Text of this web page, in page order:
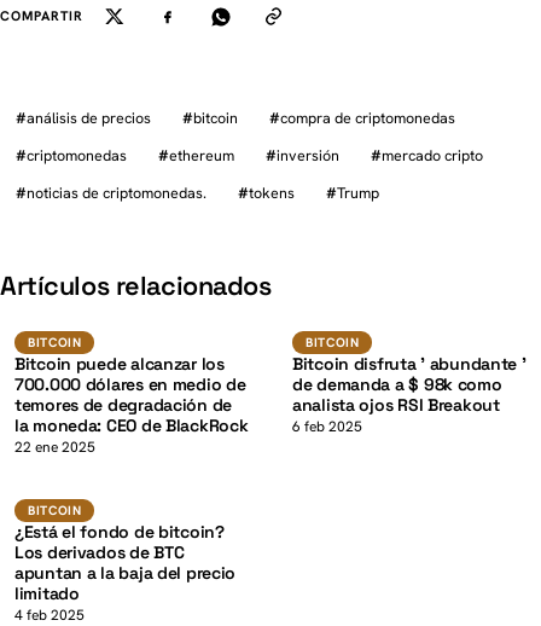
COMPARTIR
#análisis de precios #bitcoin #compra de criptomonedas
#criptomonedas #ethereum #inversión #mercado cripto
#noticias de criptomonedas. #tokens #Trump
Artículos relacionados
BITCOIN K
BITCOIN
Bitcoin puede alcanzar los
700.000 dólares en medio de
temores de degradación de
la moneda: CEO de BlackRock
22 ene 2025
BITCOIN BTC
BITCOIN
Bitcoin disfruta ' abundante '
de demanda a $ 98k como
analista ojos RSI Breakout
6 feb 2025
BITCOIN K
BITCOIN
¿Está el fondo de bitcoin?
Los derivados de BTC
apuntan a la baja del precio
limitado
4 feb 2025